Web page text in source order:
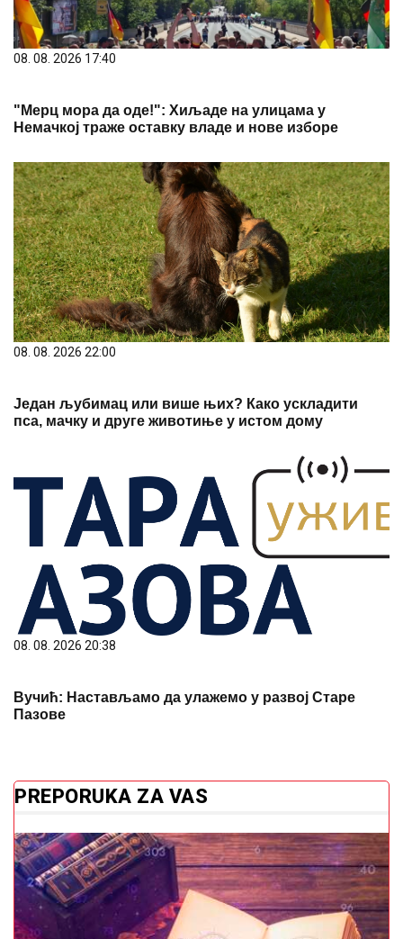
08. 08. 2026 17:40
"Мерц мора да оде!": Хиљаде на улицама у
Немачкој траже оставку владе и нове изборе
08. 08. 2026 22:00
Један љубимац или више њих? Како ускладити
пса, мачку и друге животиње у истом дому
08. 08. 2026 20:38
Вучић: Настављамо да улажемо у развој Старе
Пазове
PREPORUKA ZA VAS